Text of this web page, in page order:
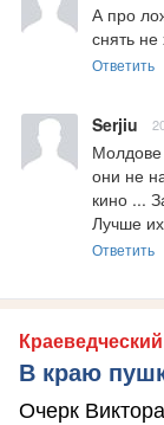
А про
снять не
Ответить
Serjiu
Молдове
они не
кино ...
Лучше
Ответить
В краю
Очерк